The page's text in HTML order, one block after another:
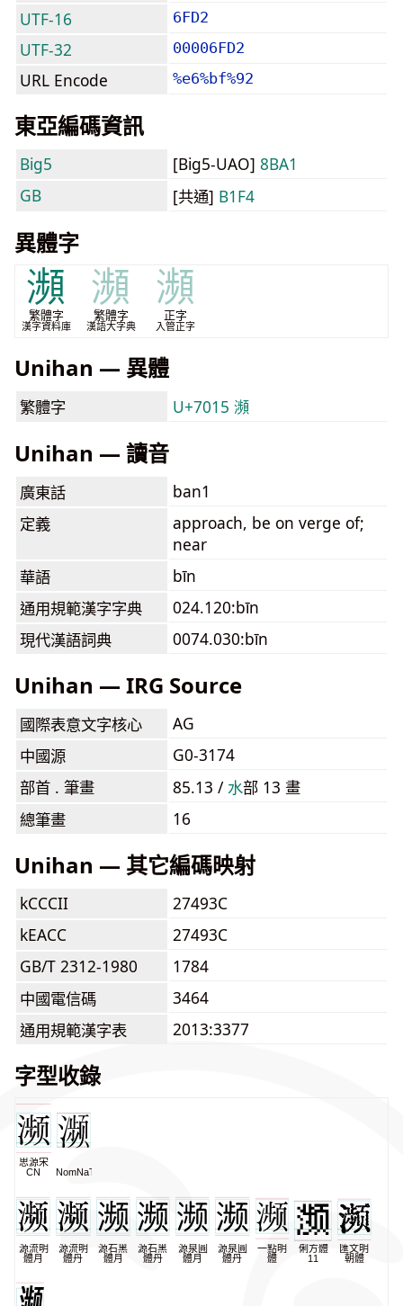
UTF-16 6FD2
UTF-32 00006FD2
URL Encode %e6%bf%92
東亞編碼資訊
Big5 [Big5-UAO] 8BA1
GB
[共通] B1F4
異體字
瀕
繁體字
漢字資料庫
瀕
繁體字
漢語大字典
瀕
正字
入管正字
Unihan — 異體
繁體字 U+7015 瀕
Unihan — 讀音
廣東話
ban1
定義
approach, be on verge of;
near
華語
bīn
通用規範漢字字典
024.120:bīn
現代漢語詞典
0074.030:bīn
Unihan — IRG Source
國際表意文字核心
AG
中國源
G0-3174
部首 . 筆畫
85.13 /⽔部 13 畫
總筆畫
16
Unihan — 其它編碼映射
kCCCII
27493C
kEACC
27493C
GB/T 2312-1980
1784
中國電信碼
3464
通用規範漢字表
2013:3377
字型收錄
思源宋
CN
NomNaTong
源流明
體月
源流明
體丹
源石黑
體月
源石黑
體丹
源泉圓
體月
源泉圓
體丹
一點明
體
俐方體
11
匯文明
朝體